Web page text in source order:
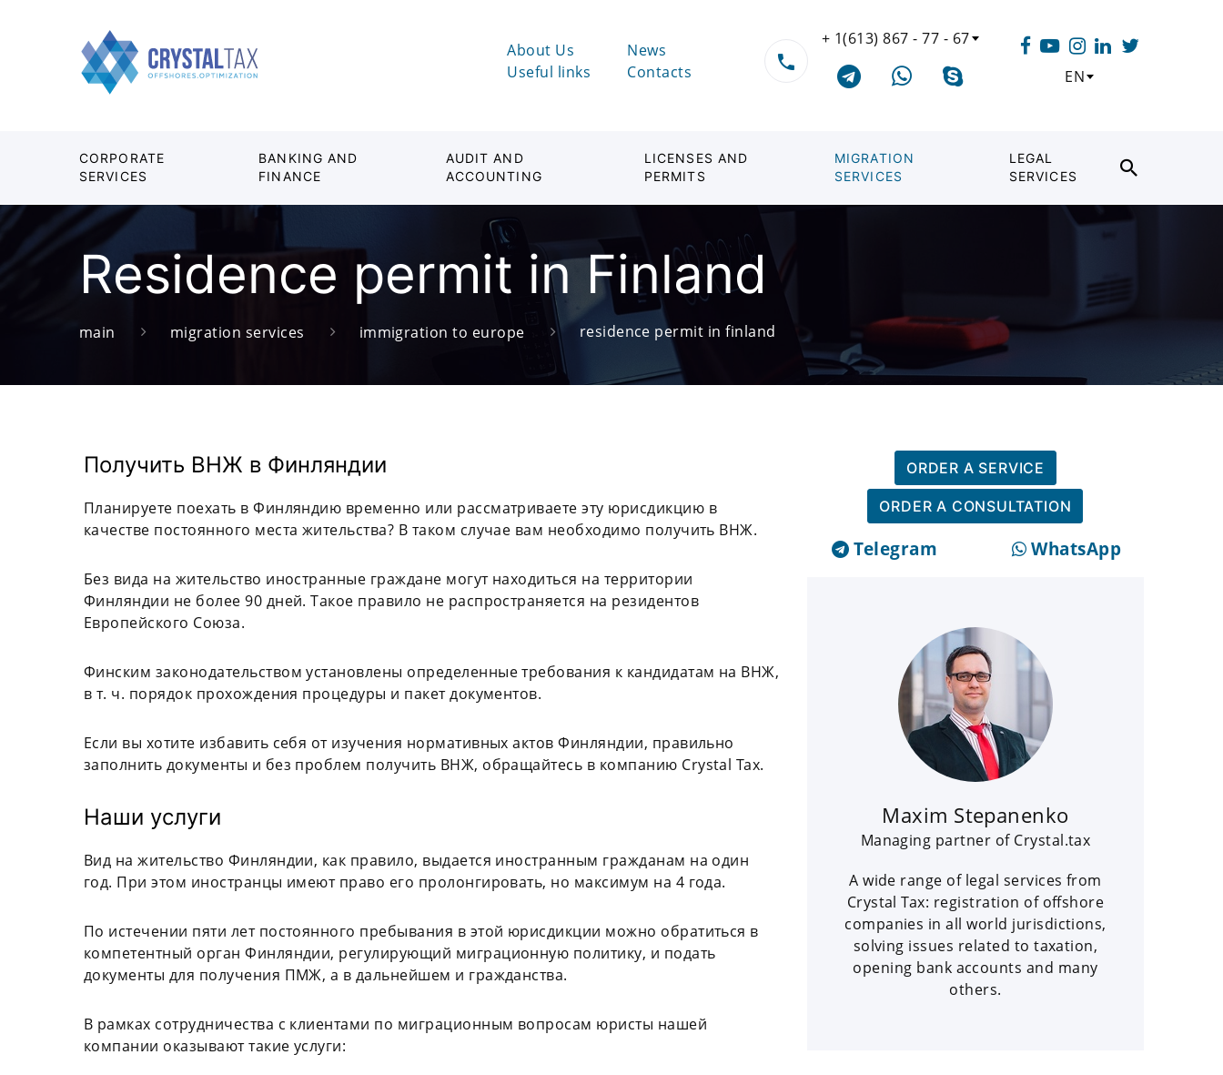
About Us
Useful links
News
Contacts
+ 1(613) 867 - 77 - 67
EN
CORPORATE
SERVICES
BANKING AND
FINANCE
AUDIT AND
ACCOUNTING
LICENSES AND
PERMITS
MIGRATION
SERVICES
LEGAL
SERVICES
Residence permit in Finland
main migration services immigration to europe residence permit in finland
Получить ВНЖ в Финляндии
Планируете поехать в Финляндию временно или рассматриваете эту юрисдикцию в
качестве постоянного места жительства? В таком случае вам необходимо получить ВНЖ.
Без вида на жительство иностранные граждане могут находиться на территории
Финляндии не более 90 дней. Такое правило не распространяется на резидентов
Европейского Союза.
Финским законодательством установлены определенные требования к кандидатам на ВНЖ,
в т. ч. порядок прохождения процедуры и пакет документов.
Если вы хотите избавить себя от изучения нормативных актов Финляндии, правильно
заполнить документы и без проблем получить ВНЖ, обращайтесь в компанию Crystal Tax.
Наши услуги
Вид на жительство Финляндии, как правило, выдается иностранным гражданам на один
год. При этом иностранцы имеют право его пролонгировать, но максимум на 4 года.
По истечении пяти лет постоянного пребывания в этой юрисдикции можно обратиться в
компетентный орган Финляндии, регулирующий миграционную политику, и подать
документы для получения ПМЖ, а в дальнейшем и гражданства.
В рамках сотрудничества с клиентами по миграционным вопросам юристы нашей
компании оказывают такие услуги:
ORDER A SERVICE
ORDER A CONSULTATION
Telegram WhatsApp
Maxim Stepanenko
Managing partner of Crystal.tax
A wide range of legal services from
Crystal Tax: registration of offshore
companies in all world jurisdictions,
solving issues related to taxation,
opening bank accounts and many
others.